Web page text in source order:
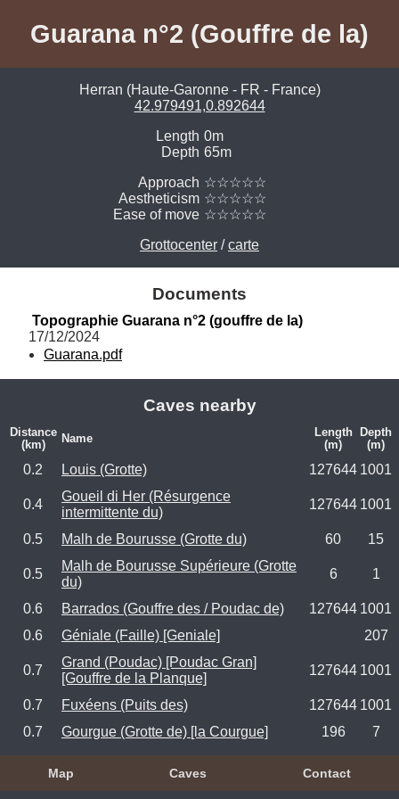
Guarana n°2 (Gouffre de la)
Herran (Haute-Garonne - FR - France)
42.979491,0.892644
Length 0m
Depth 65m
Approach ☆☆☆☆☆
Aestheticism ☆☆☆☆☆
Ease of move ☆☆☆☆☆
Grottocenter /carte
Documents
Topographie Guarana n°2 (gouffre de la)
17/12/2024
Guarana.pdf
Caves nearby
Distance
(km)
Name
Length
(m)
Depth
(m)
0.2 Louis (Grotte) 127644 1001
0.4
Goueil di Her (Résurgence
intermittente du)
127644 1001
0.5 Malh de Bourusse (Grotte du) 60 15
0.5
Malh de Bourusse Supérieure (Grotte
du)
6 1
0.6 Barrados (Gouffre des / Poudac de) 127644 1001
0.6
Géniale (Faille) [Geniale] 207
0.7
Grand (Poudac) [Poudac Gran]
[Gouffre de la Planque]
127644 1001
0.7 Fuxéens (Puits des) 127644 1001
0.7
Gourgue (Grotte de) [la Courgue] 196 7
Map Caves Contact